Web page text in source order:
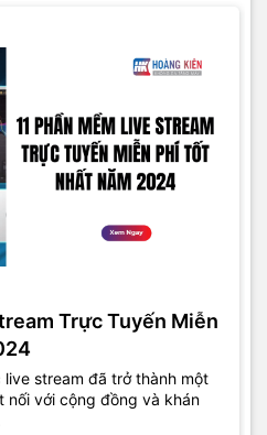
Trực Tuyến Miễn
stream đã trở thành một
với cộng đồng và khán